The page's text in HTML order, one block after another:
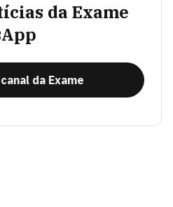
da Exame
da Exame